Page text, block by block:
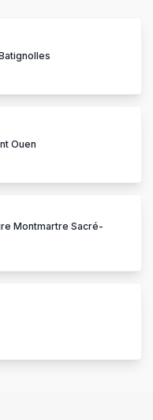
Ouen
Montmartre Sacré-